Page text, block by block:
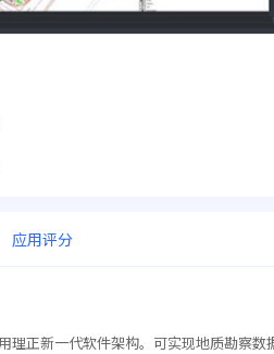
应用评分
理正新一代软件架构。可实现地质勘察数